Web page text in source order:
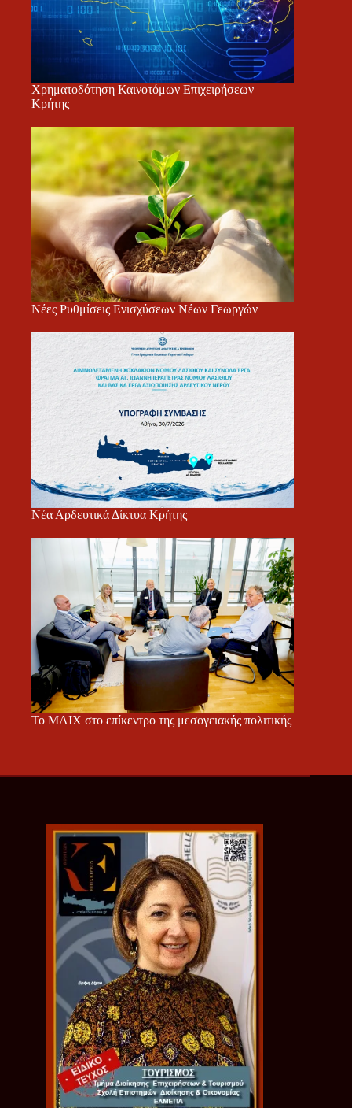
Χρηματοδότηση Καινοτόμων Επιχειρήσεων
Κρήτης
Νέες Ρυθμίσεις Ενισχύσεων Νέων Γεωργών
Νέα Αρδευτικά Δίκτυα Κρήτης
Το ΜΑΙΧ στο επίκεντρο της μεσογειακής πολιτικής